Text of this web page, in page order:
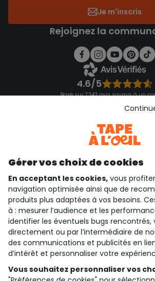
Je m'inscris
Rejoignez la
4.6/5
Basé sur 7 343 avis soumis à un
Consulter les CGU
qui sommes-nous ?
besoin d'aide ?
le club fidélité
notre catalogue
Gérer vos choix de cookies
En acceptant les cookies, vous
navigation optimisée ainsi que de
produits plus adaptées à vos besoins.
à : mesurer l’audience et les
identifier les éventuels bugs rencontrés,
directement ou par l’intermédiaire de
des communications et publicités en
d’intérêt et personnaliser votre
Vous souhaitez personnaliser vos